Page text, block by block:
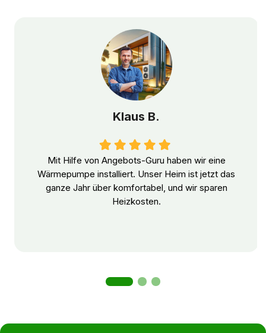
Klaus B.
Mit Hilfe von Angebots-Guru haben wir eine
Wärmepumpe installiert. Unser Heim ist jetzt das
ganze Jahr über komfortabel, und wir sparen
Heizkosten.